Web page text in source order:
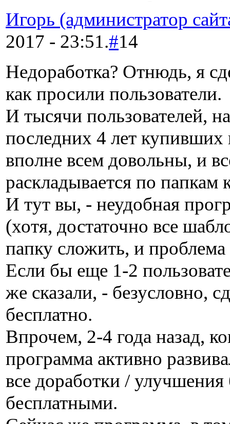
Игорь (администратор
2017 - 23:51.#14
Недоработка? Отнюдь, я
как просили пользователи.
И тысячи пользователей,
последних 4 лет купивших
вполне всем довольны, и
раскладывается по папкам
И тут вы, - неудобная
(хотя, достаточно все
папку сложить, и
Если бы еще 1-2
же сказали, - безусловно,
бесплатно.
Впрочем, 2-4 года назад,
программа активно
все доработки /
бесплатными.